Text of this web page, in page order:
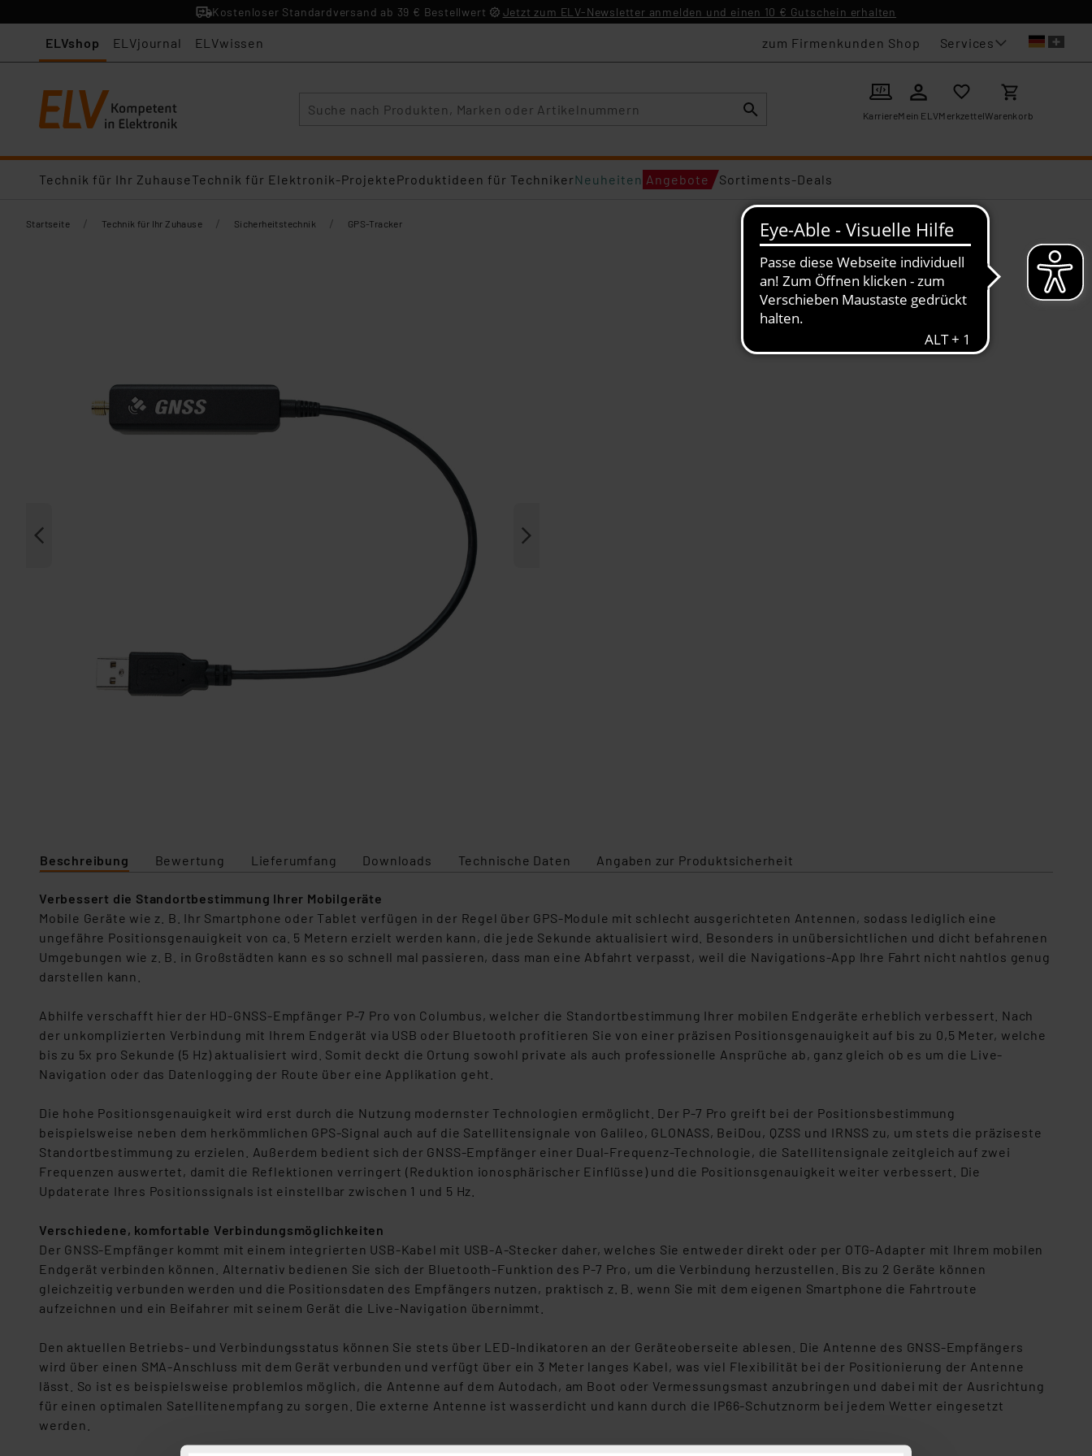
Kostenloser Standardversand ab 39 € Bestellwert Jetzt zum ELV-Newsletter anmelden und einen 10 € Gutschein erhalten
ELVshop ELVjournal ELVwissen zum Firmenkunden Shop Services
KarriereMein ELVMerkzettelWarenkorb
Technik für Ihr ZuhauseTechnik für Elektronik-ProjekteProduktideen für TechnikerNeuheiten Angebote Sortiments-Deals
Startseite / Technik für Ihr Zuhause / Sicherheitstechnik / GPS-Tracker
Beschreibung Bewertung Lieferumfang Downloads Technische Daten Angaben zur Produktsicherheit
Verbessert die Standortbestimmung Ihrer Mobilgeräte
Mobile Geräte wie z. B. Ihr Smartphone oder Tablet verfügen in der Regel über GPS-Module mit schlecht ausgerichteten Antennen, sodass lediglich eine
ungefähre Positionsgenauigkeit von ca. 5 Metern erzielt werden kann, die jede Sekunde aktualisiert wird. Besonders in unübersichtlichen und dicht befahrenen
Umgebungen wie z. B. in Großstädten kann es so schnell mal passieren, dass man eine Abfahrt verpasst, weil die Navigations-App Ihre Fahrt nicht nahtlos genug
darstellen kann.
Abhilfe verschafft hier der HD-GNSS-Empfänger P-7 Pro von Columbus, welcher die Standortbestimmung Ihrer mobilen Endgeräte erheblich verbessert. Nach
der unkomplizierten Verbindung mit Ihrem Endgerät via USB oder Bluetooth profitieren Sie von einer präzisen Positionsgenauigkeit auf bis zu 0,5 Meter, welche
bis zu 5x pro Sekunde (5 Hz) aktualisiert wird. Somit deckt die Ortung sowohl private als auch professionelle Ansprüche ab, ganz gleich ob es um die Live-
Navigation oder das Datenlogging der Route über eine Applikation geht.
Die hohe Positionsgenauigkeit wird erst durch die Nutzung modernster Technologien ermöglicht. Der P-7 Pro greift bei der Positionsbestimmung
beispielsweise neben dem herkömmlichen GPS-Signal auch auf die Satellitensignale von Galileo, GLONASS, BeiDou, QZSS und IRNSS zu, um stets die präziseste
Standortbestimmung zu erzielen. Außerdem bedient sich der GNSS-Empfänger einer Dual-Frequenz-Technologie, die Satellitensignale zeitgleich auf zwei
Frequenzen auswertet, damit die Reflektionen verringert (Reduktion ionosphärischer Einflüsse) und die Positionsgenauigkeit weiter verbessert. Die
Updaterate Ihres Positionssignals ist einstellbar zwischen 1 und 5 Hz.
Verschiedene, komfortable Verbindungsmöglichkeiten
Der GNSS-Empfänger kommt mit einem integrierten USB-Kabel mit USB-A-Stecker daher, welches Sie entweder direkt oder per OTG-Adapter mit Ihrem mobilen
Endgerät verbinden können. Alternativ bedienen Sie sich der Bluetooth-Funktion des P-7 Pro, um die Verbindung herzustellen. Bis zu 2 Geräte können
gleichzeitig verbunden werden und die Positionsdaten des Empfängers nutzen, praktisch z. B. wenn Sie mit dem eigenen Smartphone die Fahrtroute
aufzeichnen und ein Beifahrer mit seinem Gerät die Live-Navigation übernimmt.
Den aktuellen Betriebs- und Verbindungsstatus können Sie stets über LED-Indikatoren an der Geräteoberseite ablesen. Die Antenne des GNSS-Empfängers
wird über einen SMA-Anschluss mit dem Gerät verbunden und verfügt über ein 3 Meter langes Kabel, was viel Flexibilität bei der Positionierung der Antenne
lässt. So ist es beispielsweise problemlos möglich, die Antenne auf dem Autodach, am Boot oder Vermessungsmast anzubringen und dabei mit der Ausrichtung
für einen optimalen Satellitenempfang zu sorgen. Die externe Antenne ist wasserdicht und kann durch die IP66-Schutznorm bei jedem Wetter eingesetzt
werden.